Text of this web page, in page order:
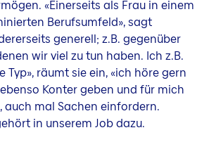
«Einerseits als Frau in einem
Berufsumfeld», sagt
generell; z.B. gegenüber
wir viel zu tun haben. Ich z.B.
Typ», räumt sie ein, «ich höre gern
Konter geben und für mich
auch mal Sachen einfordern.
in unserem Job dazu.